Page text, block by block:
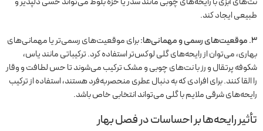
طبیعی ایجاد کند.
۳. موقعیت‌های رسمی و مهمانی‌ها:
برای موقعیت‌های رسمی‌تر یا مهمانی‌های
بهاری، می‌توان از رایحه‌های گلی لوکس‌تر استفاده کرد. ترکیباتی مانند یاس،
شکوفه پرتقال و رز با نت‌های چوبی و مشک ترکیب می‌شوند تا حس لطافت و وقار
را القا کنند. برای افرادی که به دنبال عطری منحصربه‌فرد هستند، استفاده از ترکیب
رایحه‌های شرقی ملایم با گلی می‌تواند انتخابی خاص باشد.
تأثیر رایحه‌ها بر احساسات در فصل بهار